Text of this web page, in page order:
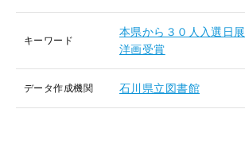
キーワード
本県から３０人入選日展
洋画受賞
データ作成機関 石川県立図書館